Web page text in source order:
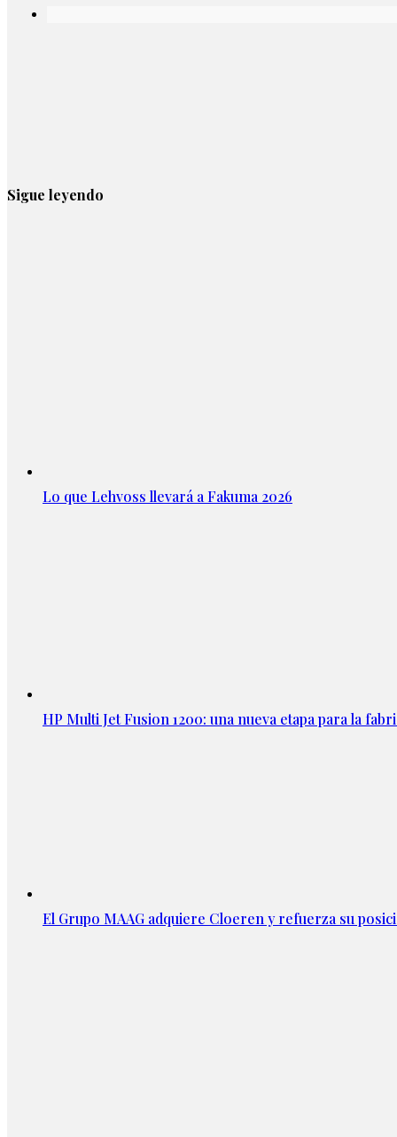
Sigue leyendo
Lo que Lehvoss llevará a Fakuma 2026
HP Multi Jet Fusion 1200: una nueva etapa para la
El Grupo MAAG adquiere Cloeren y refuerza su